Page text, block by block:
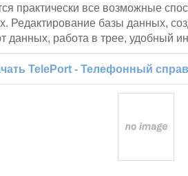
практически все возможные
Редактирование базы данных,
данных, работа в трее, удобный
TelePort - Телефонный